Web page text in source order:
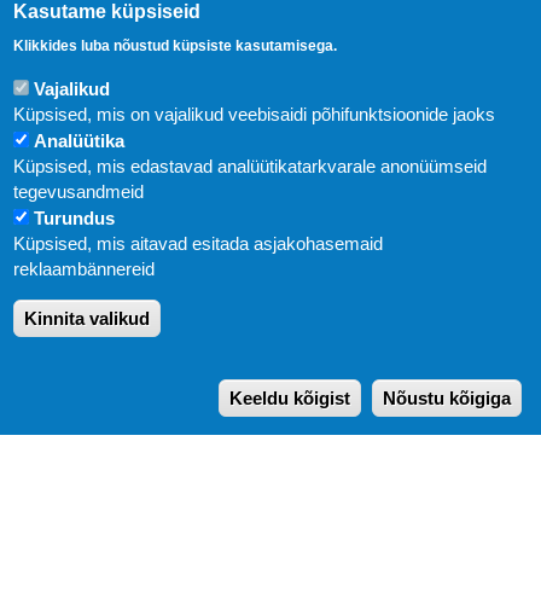
Uudised
KIRJASTUS PEGASUS OÜ © 2020
Paldiski mnt. 29 (A korpus VI korrus), Tallinn
E-post:pegasus[at]pegasus.ee
Kasutame küpsiseid
Klikkides luba nõustud küpsiste kasutamisega.
Vajalikud
Küpsised, mis on vajalikud veebisaidi põhifunktsioonide jaoks
Analüütika
Küpsised, mis edastavad analüütikatarkvarale anonüümseid
tegevusandmeid
Turundus
Küpsised, mis aitavad esitada asjakohasemaid
reklaambännereid
Kinnita valikud
Keeldu kõigist Nõustu kõigiga